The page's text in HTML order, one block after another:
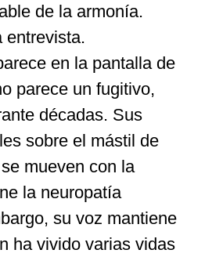
de la armonía.
entrevista.
en la pantalla de
parece un fugitivo,
décadas. Sus
sobre el mástil de
mueven con la
la neuropatía
su voz mantiene
ha vivido varias vidas